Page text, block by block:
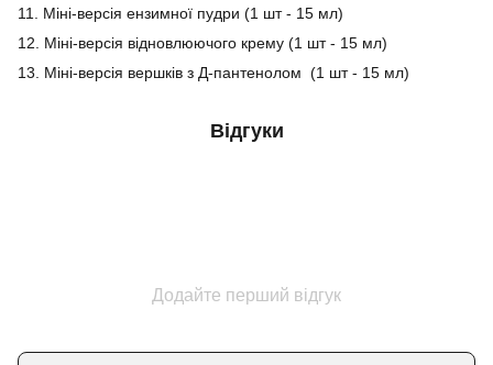
11. Міні-версія ензимної пудри (1 шт - 15 мл)
12. Міні-версія відновлюючого крему (1 шт - 15 мл)
13. Міні-версія вершків з Д-пантенолом (1 шт - 15 мл)
Відгуки
Додайте перший відгук